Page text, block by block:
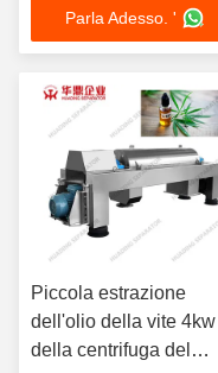
Separatore Ceramica
resistente all'usura
Parla Adesso. '
Piccola estrazione
dell'olio della vite 4kw
della centrifuga del